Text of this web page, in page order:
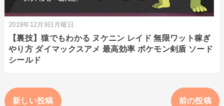
2019年12月9日月曜日
【裏技】猿でもわかる ヌケニン レイド 無限ワット稼ぎ
やり方 ダイマックスアメ 最高効率 ポケモン剣盾 ソード
シールド
新しい投稿 前の投稿